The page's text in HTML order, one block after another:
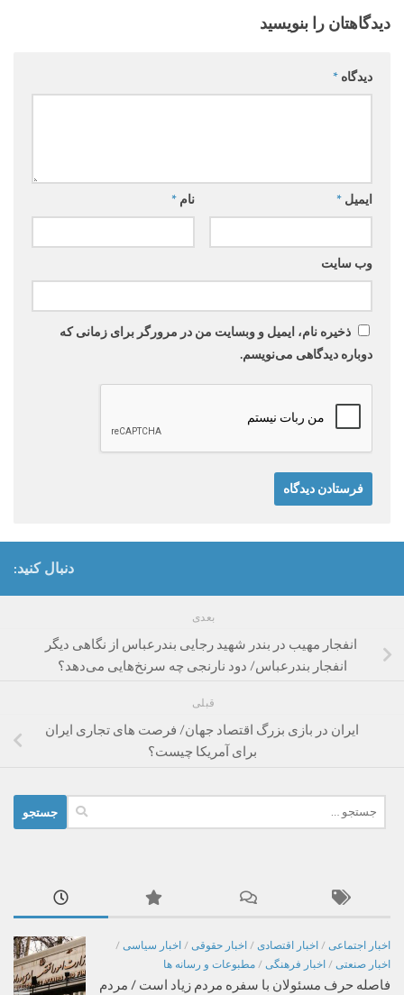
دیدگاهتان را بنویسید
دیدگاه *
نام * ایمیل *
وب‌ سایت
ذخیره نام، ایمیل و وبسایت من در مرورگر برای زمانی که
دوباره دیدگاهی می‌نویسم.
دنبال کنید:
بعدی
انفجار مهیب در بندر شهید رجایی بندرعباس از نگاهی دیگر
انفجار بندرعباس/ دود نارنجی چه سرنخ‌هایی می‌دهد؟
قبلی
ایران در بازی بزرگ اقتصاد جهان/ فرصت های تجاری ایران
برای آمریکا چیست؟
برای:
اخبار اجتماعی / اخبار اقتصادی / اخبار حقوقی / اخبار سیاسی /
اخبار صنعتی / اخبار فرهنگی / مطبوعات و رسانه ها
فاصله حرف مسئولان با سفره مردم زیاد است / مردم